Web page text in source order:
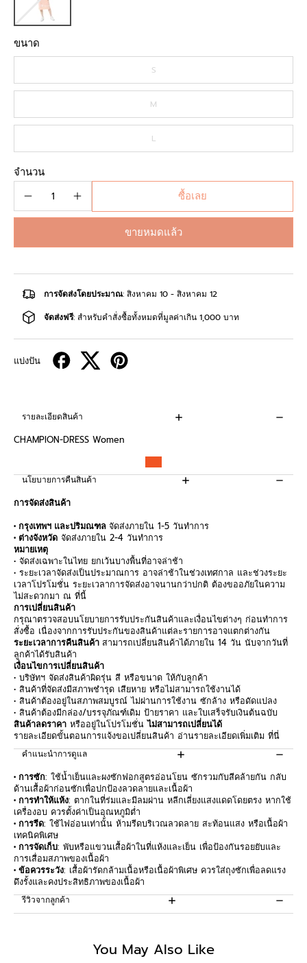
ขนาด
S
M
L
จำนวน
ขายหมดแล้ว
ซื้อเลย
การจัดส่งโดยประมาณ: สิงหาคม 10 - สิงหาคม 12
จัดส่งฟรี: สำหรับคำสั่งซื้อทั้งหมดที่มูลค่าเกิน 1,000 บาท
แบ่งปัน
รายละเอียดสินค้า
CHAMPION-DRESS Women
นโยบายการคืนสินค้า
การจัดส่งสินค้า
• กรุงเทพฯ และปริมณฑล จัดส่งภายใน 1-5 วันทำการ
• ต่างจังหวัด จัดส่งภายใน 2-4 วันทำการ
หมายเหตุ
• จัดส่งเฉพาะในไทย ยกเว้นบางพื้นที่อาจล่าช้า
• ระยะเวลาจัดส่งเป็นประมาณการ อาจล่าช้าในช่วงเทศกาล และช่วงระยะ
เวลาโปรโมชั่น ระยะเวลาการจัดส่งอาจนานกว่าปกติ ต้องขออภัยในความ
ไม่สะดวกมา ณ ที่นี้
การเปลี่ยนสินค้า
กรุณาตรวจสอบนโยบายการรับประกันสินค้าและเงื่อนไขต่างๆ ก่อนทำการ
สั่งซื้อ เนื่องจากการรับประกันของสินค้าแต่ละรายการอาจแตกต่างกัน
ระยะเวลาการคืนสินค้า สามารถเปลี่ยนสินค้าได้ภายใน 14 วัน นับจากวันที่
ลูกค้าได้รับสินค้า
เงื่อนไขการเปลี่ยนสินค้า
• บริษัทฯ จัดส่งสินค้าผิดรุ่น สี หรือขนาด ให้กับลูกค้า
• สินค้าที่จัดส่งมีสภาพชำรุด เสียหาย หรือไม่สามารถใช้งานได้
• สินค้าต้องอยู่ในสภาพสมบูรณ์ ไม่ผ่านการใช้งาน ซักล้าง หรือดัดแปลง
• สินค้าต้องมีกล่อง/บรรจุภัณฑ์เดิม ป้ายราคา และใบเสร็จรับเงินต้นฉบับ
สินค้าลดราคา หรืออยู่ในโปรโมชั่นไม่สามารถเปลี่ยนได้
รายละเอียดขั้นตอนการแจ้งขอเปลี่ยนสินค้า อ่านรายละเอียดเพิ่มเติม ที่นี่
คำแนะนำการดูแล
• การซัก: ใช้น้ำเย็นและผงซักฟอกสูตรอ่อนโยน ซักรวมกับสีคล้ายกัน กลับ
ด้านเสื้อผ้าก่อนซักเพื่อปกป้องลวดลายและเนื้อผ้า
• การทำให้แห้ง: ตากในที่ร่มและมีลมผ่าน หลีกเลี่ยงแสงแดดโดยตรง หากใช้
เครื่องอบ ควรตั้งค่าเป็นอุณหภูมิต่ำ
• การรีด: ใช้ไฟอ่อนเท่านั้น ห้ามรีดบริเวณลวดลาย สะท้อนแสง หรือเนื้อผ้า
เทคนิคพิเศษ
• การจัดเก็บ: พับหรือแขวนเสื้อผ้าในที่แห้งและเย็น เพื่อป้องกันรอยยับและ
การเสื่อมสภาพของเนื้อผ้า
• ข้อควรระวัง: เสื้อผ้ารัดกล้ามเนื้อหรือเนื้อผ้าพิเศษ ควรใส่ถุงซักเพื่อลดแรง
ดึงรั้งและคงประสิทธิภาพของเนื้อผ้า
รีวิวจากลูกค้า
You May Also Like